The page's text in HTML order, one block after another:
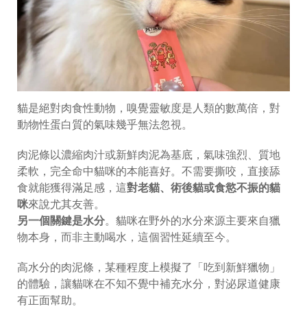
貓是絕對肉食性動物，嗅覺靈敏度是人類的數萬倍，對
動物性蛋白質的氣味幾乎無法忽視。
肉泥條以濃縮肉汁或新鮮肉泥為基底，氣味強烈、質地
柔軟，完全命中貓咪的本能喜好。不需要撕咬，直接舔
食就能獲得滿足感，這對老貓、術後貓或食慾不振的貓
咪來說尤其友善。
另一個關鍵是水分。貓咪在野外的水分來源主要來自獵
物本身，而非主動喝水，這個習性延續至今。
高水分的肉泥條，某種程度上模擬了「吃到新鮮獵物」
的體驗，讓貓咪在不知不覺中補充水分，對泌尿道健康
有正面幫助。